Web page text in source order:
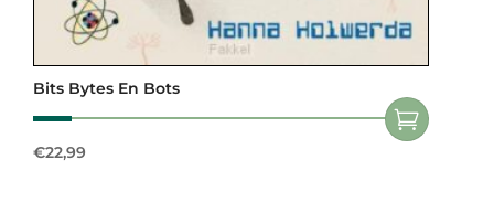
Bits Bytes En Bots
€22,99